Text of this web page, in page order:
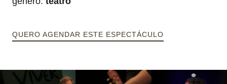
QUERO AGENDAR ESTE ESPECTÁCULO